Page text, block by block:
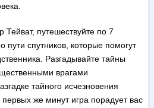
путешествуйте по 7
пути спутников, которые помогут
Разгадывайте тайны
врагами
тайного исчезновения
же минут игра порадует вас